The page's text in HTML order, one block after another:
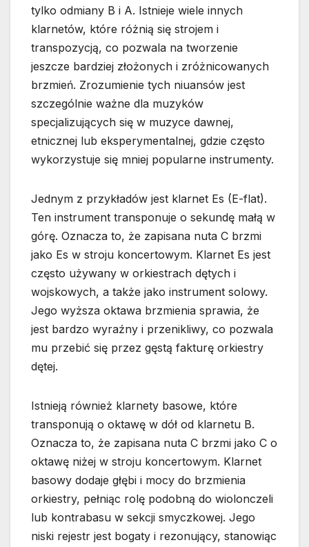
tylko odmiany B i A. Istnieje wiele innych
klarnetów, które różnią się strojem i
transpozycją, co pozwala na tworzenie
jeszcze bardziej złożonych i zróżnicowanych
brzmień. Zrozumienie tych niuansów jest
szczególnie ważne dla muzyków
specjalizujących się w muzyce dawnej,
etnicznej lub eksperymentalnej, gdzie często
wykorzystuje się mniej popularne instrumenty.
Jednym z przykładów jest klarnet Es (E-flat).
Ten instrument transponuje o sekundę małą w
górę. Oznacza to, że zapisana nuta C brzmi
jako Es w stroju koncertowym. Klarnet Es jest
często używany w orkiestrach dętych i
wojskowych, a także jako instrument solowy.
Jego wyższa oktawa brzmienia sprawia, że
jest bardzo wyraźny i przenikliwy, co pozwala
mu przebić się przez gęstą fakturę orkiestry
dętej.
Istnieją również klarnety basowe, które
transponują o oktawę w dół od klarnetu B.
Oznacza to, że zapisana nuta C brzmi jako C o
oktawę niżej w stroju koncertowym. Klarnet
basowy dodaje głębi i mocy do brzmienia
orkiestry, pełniąc rolę podobną do wiolonczeli
lub kontrabasu w sekcji smyczkowej. Jego
niski rejestr jest bogaty i rezonujący, stanowiąc